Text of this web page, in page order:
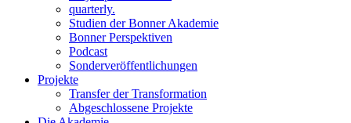
quarterly.
Studien der Bonner Akademie
Bonner Perspektiven
Podcast
Sonderveröffentlichungen
Projekte
Transfer der Transformation
Abgeschlossene Projekte